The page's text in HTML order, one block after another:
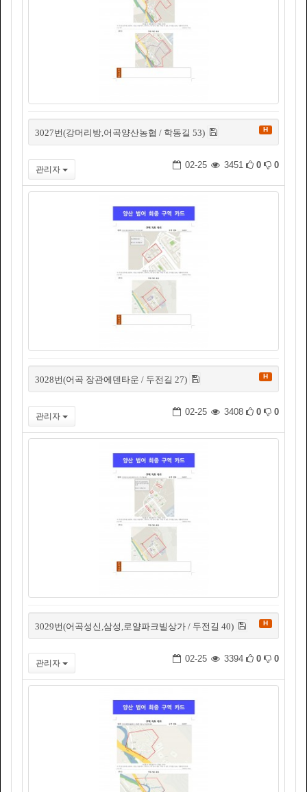
3027번(강머리방,어곡양산농협 / 학동길 53) H
관리자 02-25 3451 0 0
3028번(어곡 장관에덴타운 / 두전길 27) H
관리자 02-25 3408 0 0
3029번(어곡성신,삼성,로얄파크빌상가 / 두전길 40) H
관리자 02-25 3394 0 0